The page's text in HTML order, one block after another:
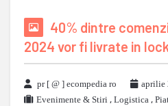
40% dintre
2024 vor fi livrate in
pr [ @ ] ecompedia ro
aprilie
Evenimente & Stiri , Logistica ,